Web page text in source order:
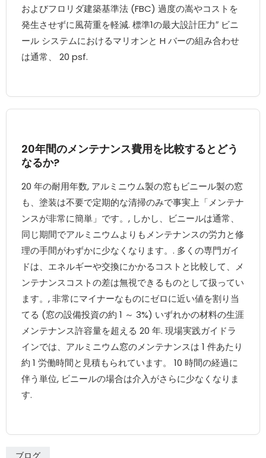
およびフロリダ建築基準法 (FBC) 過度の嵩やコストを
発生させずに風荷重を軽減. 標準1の最大設計圧力″ ビニ
ール システムにおけるマリオンと H バーの組み合わせ
は通常、 20 psf.
20年間のメンテナンス費用を比較するとどう
なるか?
20 年の耐用年数, アルミニウム製の窓もビニール製の窓
も、塗装は不要で定期的な清掃のみで事実上「メンテナ
ンスが非常に簡単」です。, しかし、ビニールは通常、
同じ期間でアルミニウムよりもメンテナンスの労力と修
理の手間がわずかに少なくなります。. 多くの専門ガイ
ドは、エネルギーや交換にかかるコストと比較して、メ
ンテナンスコストの差は無視できるものとして扱ってい
ます。, 非常にマイナーなものにゼロに近い値を割り当
てる (窓の設備投資の約 1 ～ 3%) いずれかの材料の生涯
メンテナンス許容量を超える 20 年. 現場実践ガイドラ
インでは、アルミニウム窓のメンテナンスは 1 件あたり
約 1 労働時間と見積もられています。 10 時間の経過に
伴う単位, ビニールの場合は介入がさらに少なくなりま
す.